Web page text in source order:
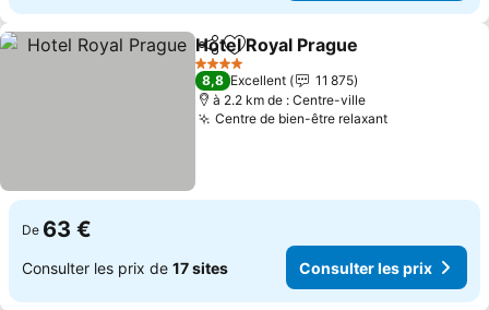
PartagerAjouter à mes favoris
Hotel Royal Prague
4 Étoiles
8,8 Excellent
11 875
à 2.2 km de : Centre-ville
Centre de bien-être relaxantConsulter
De 63 €
Consulter les prix de 17 sites Consulter les prix